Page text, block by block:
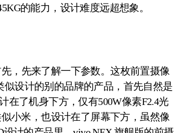
的能力，设计难度远超想象。
，先来了解一下参数。这枚前置摄像
似设计的别的品牌的产品，首先自然是
在了机身下方，仅有500W像素F2.4光
小米，也设计在了屏幕下方，虽然像